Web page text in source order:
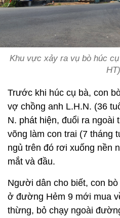
Khu vực xảy ra vụ bò húc
HT)
Trước khi húc cụ bà, con
vợ chồng anh L.H.N. (36
N. phát hiện, đuổi ra ngoài
võng làm con trai (7 tháng
ngủ trên đó rơi xuống nền
mắt và đầu.
Người dân cho biết, con
ở đường Hẻm 9 mới mua
thừng, bỏ chạy ngoài